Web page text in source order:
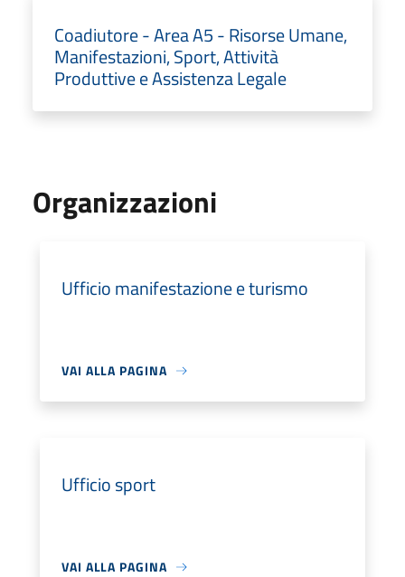
Coadiutore - Area A5 - Risorse Umane,
Manifestazioni, Sport, Attività
Produttive e Assistenza Legale
Organizzazioni
Ufficio manifestazione e turismo
VAI ALLA PAGINA
Ufficio sport
VAI ALLA PAGINA